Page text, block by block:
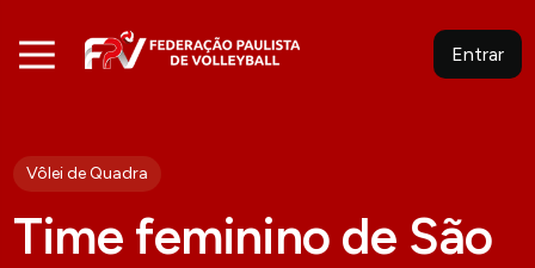
Entrar
Vôlei de Quadra
Time feminino de São